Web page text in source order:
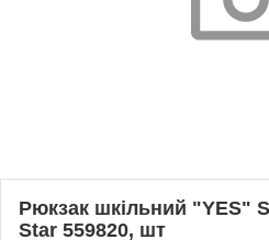
Рюкзак шкільний "YES"
Star 559820, шт